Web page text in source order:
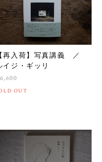
【再入荷】写真講義 ／
イジ・ギッリ
OUT